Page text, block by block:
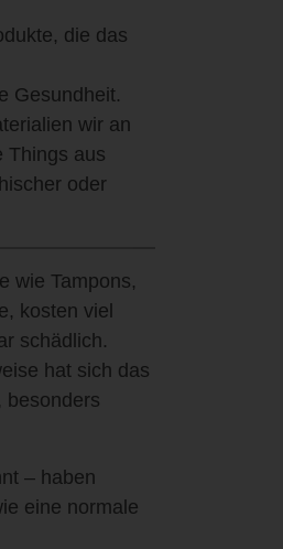
die das
Gesundheit.
wir an
Things aus
oder
wie Tampons,
kosten viel
schädlich.
hat sich das
besonders
– haben
eine normale